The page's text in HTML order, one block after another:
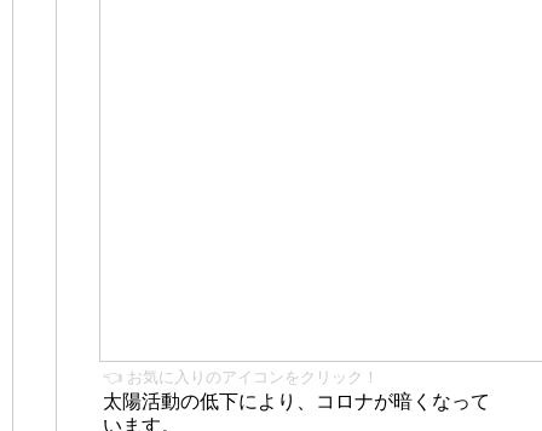
👈 お気に入りのアイコンをクリック！
太陽活動の低下により、コロナが暗くなって
います。